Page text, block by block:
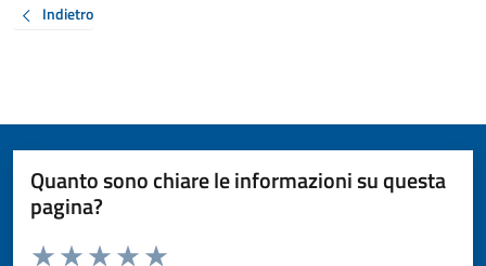
Indietro
Quanto sono chiare le informazioni su questa
pagina?
Valuta da 1 a 5 stelle la pagina